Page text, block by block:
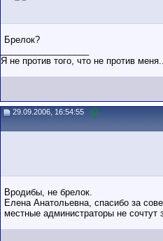
Брелок?
Я не против того, что не против
29.09.2006, 16:54:55
Вродибы, не брелок.
Елена Анатольевна, спасибо за
местные администраторы не сочтут